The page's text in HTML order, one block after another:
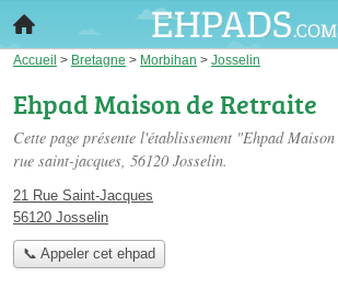
Accueil > Bretagne > Morbihan > Josselin
Ehpad Maison de Retraite
Cette page présente l'établissement "Ehpad
rue saint-jacques, 56120 Josselin.
21 Rue Saint-Jacques
56120 Josselin
📞 Appeler cet ehpad